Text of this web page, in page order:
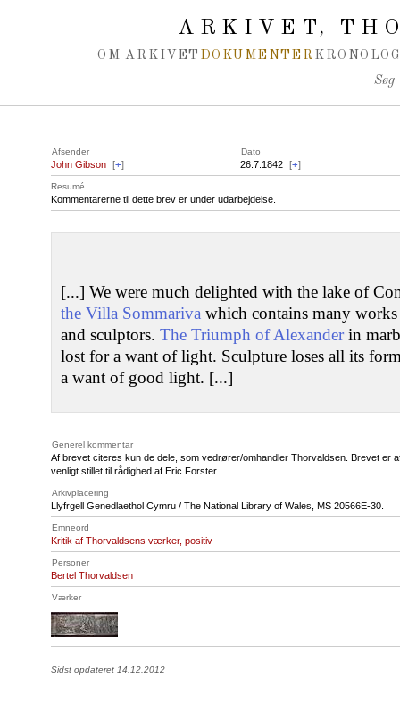
ARKIVET,
OM ARKIVET DOKUMENTER
Søg
Afsender Dato
John Gibson [+] 26.7.1842 [+]
Resumé
Kommentarerne til dette brev er under udarbejdelse.
[...] We were much delighted with the lake of
the Villa Sommariva which contains many
and sculptors. The Triumph of Alexanderin
lost for a want of light. Sculpture loses all its
a want of good light. [...]
Generel kommentar
Af brevet citeres kun de dele, som vedrører/omhandler Thorvaldsen. Brevet er
venligt stillet til rådighed af Eric Forster.
Arkivplacering
Llyfrgell Genedlaethol Cymru / The National Library of Wales, MS 20566E-30.
Emneord
Kritik af Thorvaldsens værker, positiv
Personer
Bertel Thorvaldsen
Værker
Sidst opdateret 14.12.2012